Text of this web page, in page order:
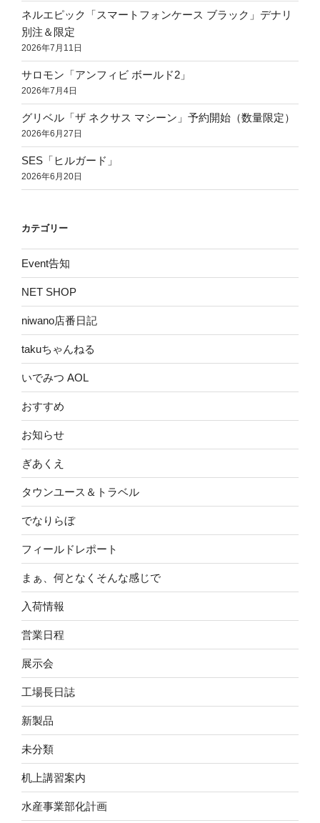
ネルエピック「スマートフォンケース ブラック」デナリ
別注＆限定
2026年7月11日
サロモン「アンフィビ ボールド2」
2026年7月4日
グリベル「ザ ネクサス マシーン」予約開始（数量限定）
2026年6月27日
SES「ヒルガード」
2026年6月20日
カテゴリー
Event告知
NET SHOP
niwano店番日記
takuちゃんねる
いでみつ AOL
おすすめ
お知らせ
ぎあくえ
タウンユース＆トラベル
でなりらぼ
フィールドレポート
まぁ、何となくそんな感じで
入荷情報
営業日程
展示会
工場長日誌
新製品
未分類
机上講習案内
水産事業部化計画